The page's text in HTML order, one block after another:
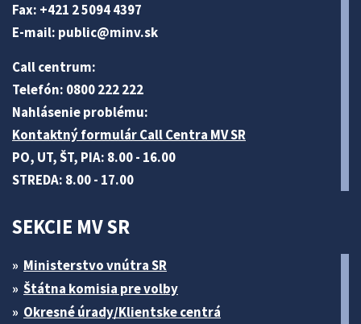
Fax: +421 2 5094 4397
E-mail: public@minv.sk
Call centrum:
Telefón: 0800 222 222
Nahlásenie problému:
Kontaktný formulár Call Centra MV SR
PO, UT, ŠT, PIA: 8.00 - 16.00
STREDA: 8.00 - 17.00
SEKCIE MV SR
Ministerstvo vnútra SR
Štátna komisia pre volby
Okresné úrady/Klientske centrá